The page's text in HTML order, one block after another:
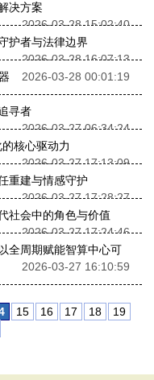
决方案
2026-03-28 15:02:40
护者与法律边界
2026-03-28 16:07:13
2026-03-28 00:01:19
寻者
2026-03-27 06:34:24
核心驱动力
2026-03-27 17:13:09
重建与情感守护
2026-03-27 17:28:27
社会中的角色与价值
2026-03-27 17:24:46
全周期赋能智算中心可
2026-03-27 16:10:59
15 16 17 18
19